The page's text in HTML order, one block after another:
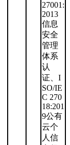
27001:
2013
信息
安全
管理
体系
认
证、I
SO/IE
C 270
18:201
9公有
云个
人信